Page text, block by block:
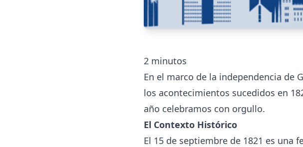
2 minutos
En el marco de la independencia de
los acontecimientos sucedidos en
año celebramos con orgullo.
El Contexto Histórico
El 15 de septiembre de 1821 es una